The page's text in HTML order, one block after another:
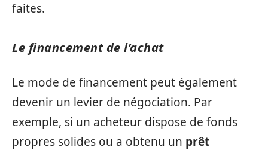
faites.
Le financement de l’achat
Le mode de financement peut également
devenir un levier de négociation. Par
exemple, si un acheteur dispose de fonds
propres solides ou a obtenu un prêt